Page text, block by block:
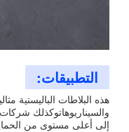
التطبيقات:
هذه البلاطات الباليستية
والسيناريوهاتوكذلك
إلى أعلى مستوى من